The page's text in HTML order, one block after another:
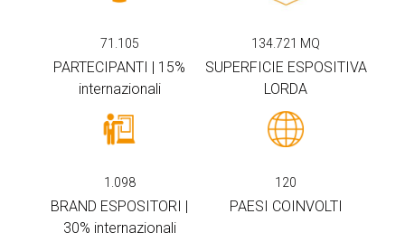
71.105
PARTECIPANTI | 15%
internazionali
134.721 MQ
SUPERFICIE ESPOSITIVA
LORDA
1.098
BRAND ESPOSITORI |
30% internazionali
120
PAESI COINVOLTI